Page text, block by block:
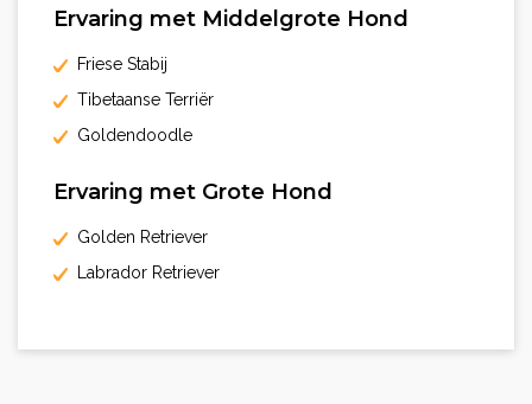
Ervaring met Middelgrote Hond
Friese Stabij
Tibetaanse Terriër
Goldendoodle
Ervaring met Grote Hond
Golden Retriever
Labrador Retriever